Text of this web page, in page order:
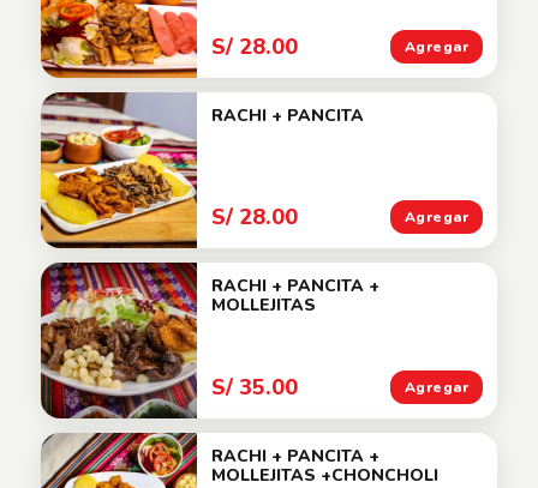
S/ 28.00 Agregar
RACHI + PANCITA
S/ 28.00 Agregar
RACHI + PANCITA +
MOLLEJITAS
S/ 35.00 Agregar
RACHI + PANCITA +
MOLLEJITAS +CHONCHOLI